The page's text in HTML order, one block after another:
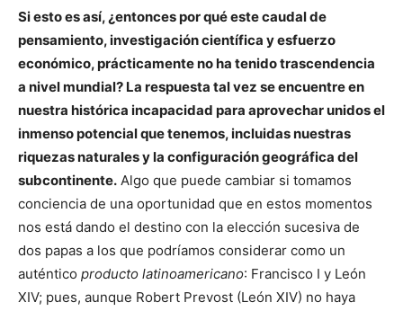
Si esto es así, ¿entonces por qué este caudal de
pensamiento, investigación científica y esfuerzo
económico, prácticamente no ha tenido trascendencia
a nivel mundial? La respuesta tal vez se encuentre en
nuestra histórica incapacidad para aprovechar unidos el
inmenso potencial que tenemos, incluidas nuestras
riquezas naturales y la configuración geográfica del
subcontinente. Algo que puede cambiar si tomamos
conciencia de una oportunidad que en estos momentos
nos está dando el destino con la elección sucesiva de
dos papas a los que podríamos considerar como un
auténtico producto latinoamericano: Francisco I y León
XIV; pues, aunque Robert Prevost (León XIV) no haya